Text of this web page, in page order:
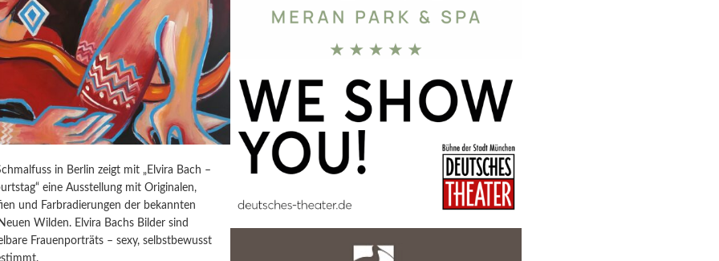
in Berlin zeigt mit „Elvira Bach –
eine Ausstellung mit Originalen,
und Farbradierungen der bekannten
Wilden. Elvira Bachs Bilder sind
Frauenporträts – sexy, selbstbewusst